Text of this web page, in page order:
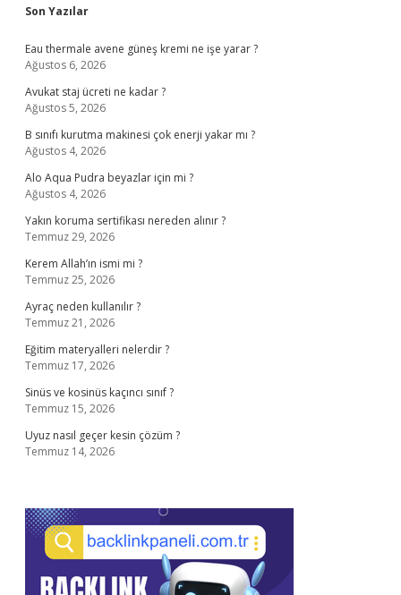
Sidebar
Son Yazılar
Eau thermale avene güneş kremi ne işe yarar ?
Ağustos 6, 2026
Avukat staj ücreti ne kadar ?
Ağustos 5, 2026
B sınıfı kurutma makinesi çok enerji yakar mı ?
Ağustos 4, 2026
Alo Aqua Pudra beyazlar için mi ?
Ağustos 4, 2026
Yakın koruma sertifikası nereden alınır ?
Temmuz 29, 2026
Kerem Allah’ın ismi mi ?
Temmuz 25, 2026
Ayraç neden kullanılır ?
Temmuz 21, 2026
Eğitim materyalleri nelerdir ?
Temmuz 17, 2026
Sinüs ve kosinüs kaçıncı sınıf ?
Temmuz 15, 2026
Uyuz nasıl geçer kesin çözüm ?
Temmuz 14, 2026